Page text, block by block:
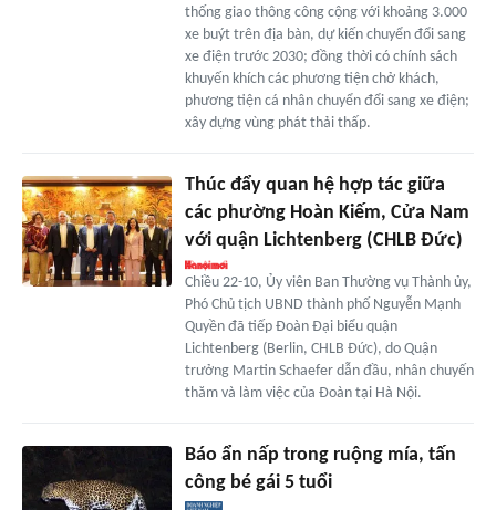
thống giao thông công cộng với khoảng 3.000
xe buýt trên địa bàn, dự kiến chuyển đổi sang
xe điện trước 2030; đồng thời có chính sách
khuyến khích các phương tiện chở khách,
phương tiện cá nhân chuyển đổi sang xe điện;
xây dựng vùng phát thải thấp.
Thúc đẩy quan hệ hợp tác giữa
các phường Hoàn Kiếm, Cửa Nam
với quận Lichtenberg (CHLB Đức)
Chiều 22-10, Ủy viên Ban Thường vụ Thành ủy,
Phó Chủ tịch UBND thành phố Nguyễn Mạnh
Quyền đã tiếp Đoàn Đại biểu quận
Lichtenberg (Berlin, CHLB Đức), do Quận
trưởng Martin Schaefer dẫn đầu, nhân chuyến
thăm và làm việc của Đoàn tại Hà Nội.
Báo ẩn nấp trong ruộng mía, tấn
công bé gái 5 tuổi